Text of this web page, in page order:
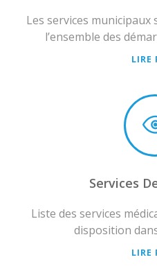
Les services
l’ensemble des
LIRE
Services
Liste des services
disposition
LIRE